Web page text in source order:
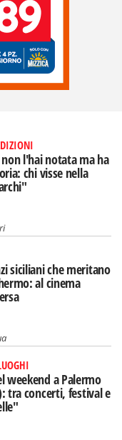
l'hai notata ma ha
chi visse nella
siciliani che meritano
al cinema
weekend a Palermo
tra concerti, festival e